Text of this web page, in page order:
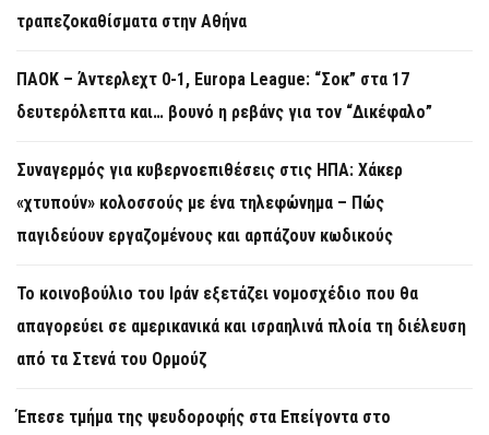
τραπεζοκαθίσματα στην Αθήνα
ΠΑΟΚ – Άντερλεχτ 0-1, Europa League: “Σοκ” στα 17
δευτερόλεπτα και… βουνό η ρεβάνς για τον “Δικέφαλο”
Συναγερμός για κυβερνοεπιθέσεις στις ΗΠΑ: Χάκερ
«χτυπούν» κολοσσούς με ένα τηλεφώνημα – Πώς
παγιδεύουν εργαζομένους και αρπάζουν κωδικούς
Το κοινοβούλιο του Ιράν εξετάζει νομοσχέδιο που θα
απαγορεύει σε αμερικανικά και ισραηλινά πλοία τη διέλευση
από τα Στενά του Ορμούζ
Έπεσε τμήμα της ψευδοροφής στα Επείγοντα στο